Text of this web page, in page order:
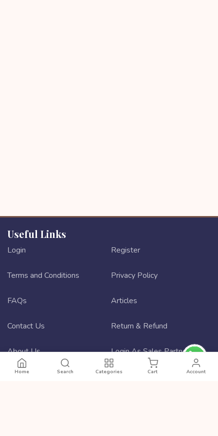
Useful Links
Login Register
Terms and Conditions Privacy Policy
FAQs Articles
Contact Us Return & Refund
About Us Login As Sales Partner
Sales Partner Registration
Home Search Categories Cart Account